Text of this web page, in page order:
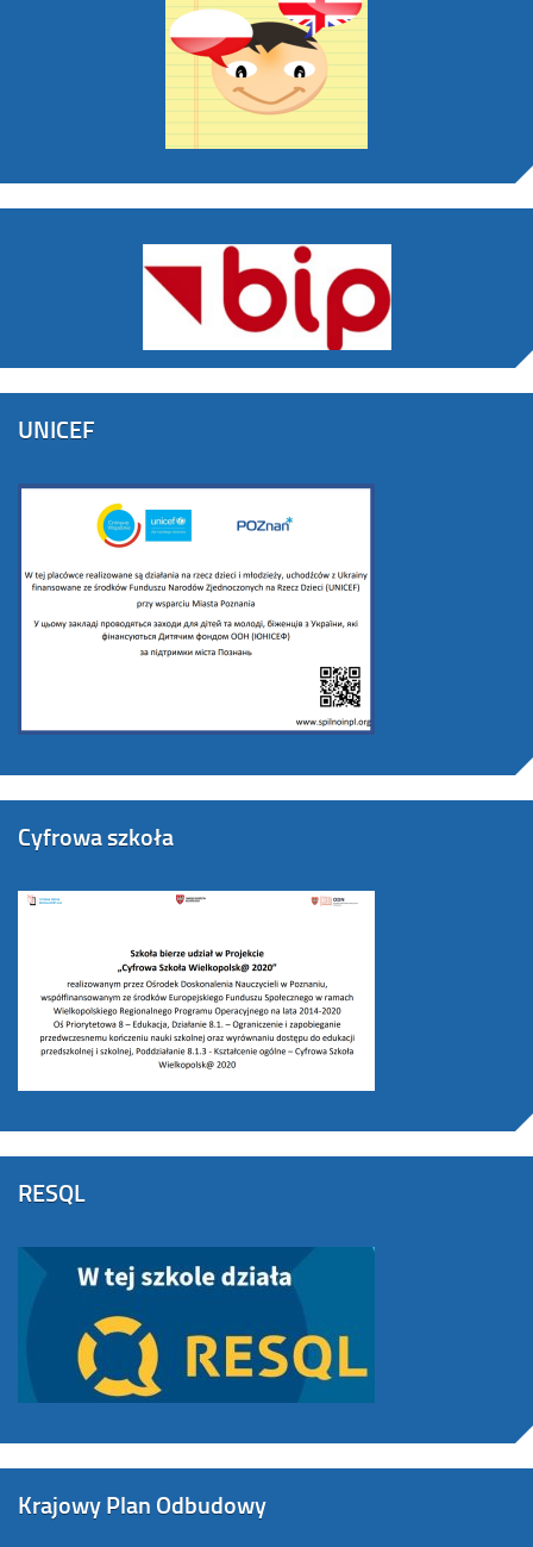
UNICEF
Cyfrowa szkoła
RESQL
Krajowy Plan Odbudowy